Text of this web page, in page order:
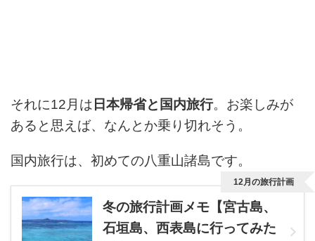
それに12月は 日本帰省と国内旅行。お楽しみが
あると思えば、なんとか乗り切れそう。
国内旅行は、初めての八重山諸島です。
冬の旅行計画メモ【宮古島、
石垣島、西表島に行ってみた
12月の旅行計画